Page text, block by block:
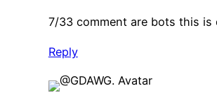
7/33 comment are bots this is
Reply